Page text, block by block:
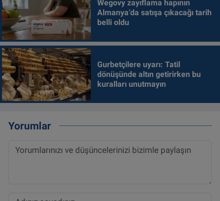
Wegovy zayıflama hapının
Almanya’da satışa çıkacağı tarih
belli oldu
Gurbetçilere uyarı: Tatil
dönüşünde altın getirirken bu
kuralları unutmayın
Yorumlar